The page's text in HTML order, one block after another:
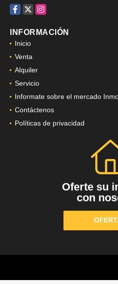
Facebook
X Instagram
INFORMACIÓN
Inicio
Venta
Alquiler
Servicio
Informate sobre el mercado
Contáctenos
Políticas de privacidad
Oferte su
con